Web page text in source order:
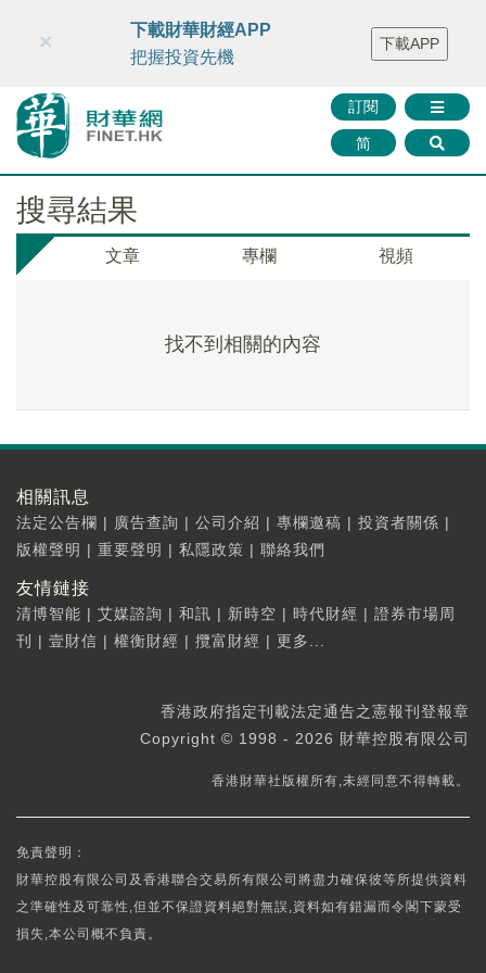
財華智庫網 FINTV FINMETA 財華證券 媒體矩陣
智庫沙龍
聯絡我們
訂閱
简
×
下載財華財經APP
把握投資先機
下載APP
搜尋結果
文章 專欄 視頻
找不到相關的內容
相關訊息
法定公告欄 | 廣告查詢 | 公司介紹 | 專欄邀稿 | 投資者關係 |
版權聲明 | 重要聲明 | 私隱政策 | 聯絡我們
友情鏈接
清博智能 | 艾媒諮詢 | 和訊 | 新時空 | 時代財經 | 證券市場周
刊
| 壹財信 | 權衡財經 | 攬富財經 | 更多...
香港政府指定刊載法定通告之憲報刊登報章
Copyright © 1998 - 2026 財華控股有限公司
香港財華社版權所有,未經同意不得轉載。
免責聲明：
財華控股有限公司及香港聯合交易所有限公司將盡力確保彼等所提供資料
之準確性及可靠性,但並不保證資料絕對無誤,資料如有錯漏而令閣下蒙受
損失,本公司概不負責。